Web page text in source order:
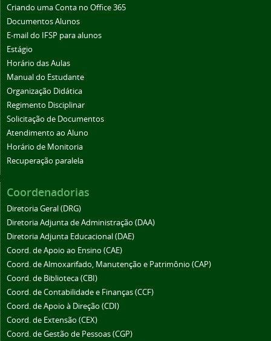
Criando uma Conta no Office 365
Documentos Alunos
E-mail do IFSP para alunos
Estágio
Horário das Aulas
Manual do Estudante
Organização Didática
Regimento Disciplinar
Solicitação de Documentos
Atendimento ao Aluno
Horário de Monitoria
Recuperação paralela
Coordenadorias
Diretoria Geral (DRG)
Diretoria Adjunta de Administração (DAA)
Diretoria Adjunta Educacional (DAE)
Coord. de Apoio ao Ensino (CAE)
Coord. de Almoxarifado, Manutenção e Patrimônio (CAP)
Coord. de Biblioteca (CBI)
Coord. de Contabilidade e Finanças (CCF)
Coord. de Apoio à Direção (CDI)
Coord. de Extensão (CEX)
Coord. de Gestão de Pessoas (CGP)